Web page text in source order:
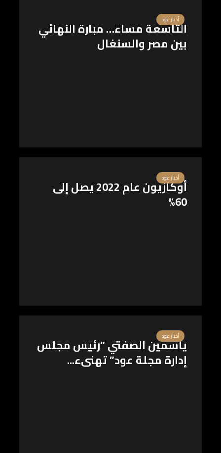
أخبار عود
التاسعة مساءً… مبارة النهائي
بين مصر والسنغال
أخبار عود أوكازيون عام 2022 يصل إلى
60%
أخبار عود
ياسمين الصفتي “رئيس مجلس
إدارة مجلة عود” تهنىء...